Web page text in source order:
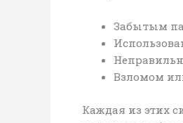
Забытым
Взломом
Каждая из этих